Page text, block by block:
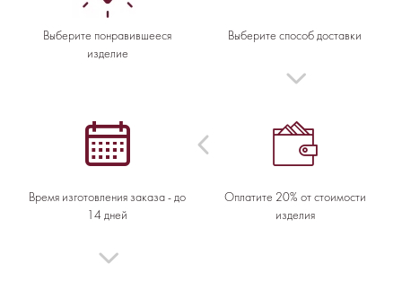
Выберите понравившееся
изделие
Выберите способ доставки
Оплатите 20% от стоимости
изделия
Время изготовления заказа - до
14 дней